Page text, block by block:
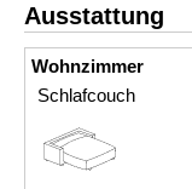
Ausstattung
Wohnzimmer
Schlafcouch